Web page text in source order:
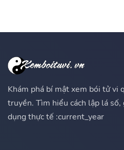
Khám phá bí mật xem bói tử vi
truyền. Tìm hiểu cách lập lá
dụng thực tế :current_year